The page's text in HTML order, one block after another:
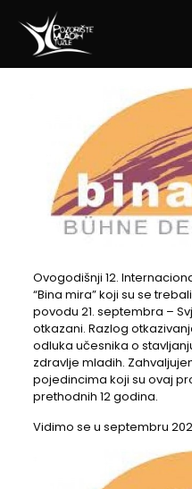
Ovogodišnji 12.
“Bina mira” koji su se
povodu 21. septembra –
otkazani. Razlog
odluka učesnika o
zdravlje mladih.
pojedincima koji su ovaj
prethodnih 12 godina.
Vidimo se u septembru